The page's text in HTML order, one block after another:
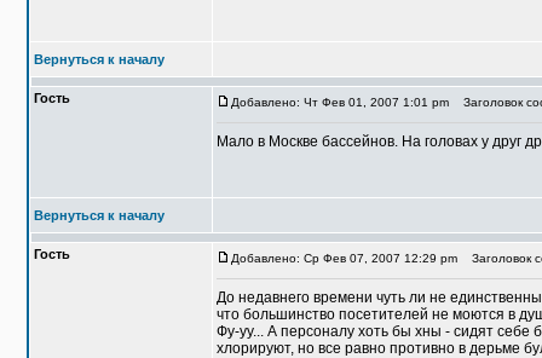
Вернуться к началу
Гость Добавлено: Чт Фев 01, 2007 1:01 pm Заголовок
Мало в Москве бассейнов. На головах у друг
Вернуться к началу
Гость Добавлено: Ср Фев 07, 2007 12:29 pm Заголовок
До недавнего времени чуть ли не
что большинство посетителей не моются в
Фу-уу... А персоналу хоть бы хны - сидят себе
хлорируют, но все равно противно в дерьме